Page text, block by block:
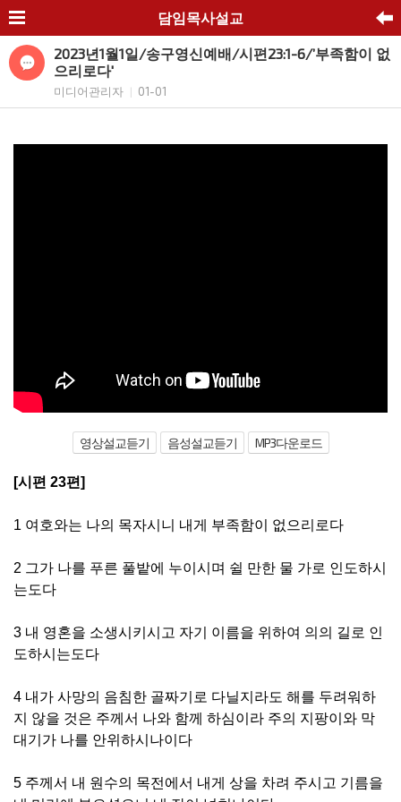
담임목사설교
2023년1월1일/송구영신예배/시편23:1-6/’부족함이 없
으리로다'
미디어관리자 01-01
영상설교듣기 음성설교듣기 MP3다운로드
[시편 23편]
1 여호와는 나의 목자시니 내게 부족함이 없으리로다
2 그가 나를 푸른 풀밭에 누이시며 쉴 만한 물 가로 인도하시
는도다
3 내 영혼을 소생시키시고 자기 이름을 위하여 의의 길로 인
도하시는도다
4 내가 사망의 음침한 골짜기로 다닐지라도 해를 두려워하
지 않을 것은 주께서 나와 함께 하심이라 주의 지팡이와 막
대기가 나를 안위하시나이다
5 주께서 내 원수의 목전에서 내게 상을 차려 주시고 기름을